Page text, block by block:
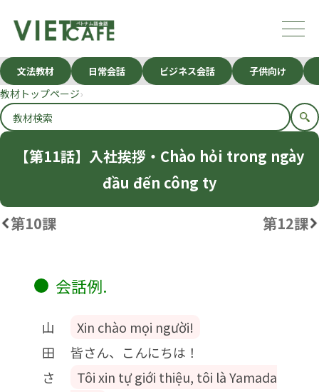
文法教材 日常会話 ビジネス会話 子供向け
教材トップページ
第10課
【第11話】入社挨拶・Chào hỏi trong ngày
đầu đến công ty
第12課
会話例.
山
田
さ
Xin chào mọi người!
皆さん、こんにちは！
Tôi xin tự giới thiệu, tôi là Yamada